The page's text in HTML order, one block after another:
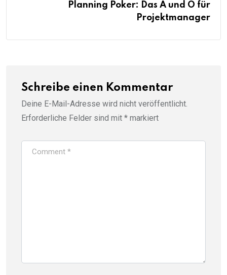
Planning Poker: Das A und O für
Projektmanager
Schreibe einen Kommentar
Deine E-Mail-Adresse wird nicht veröffentlicht.
Erforderliche Felder sind mit * markiert